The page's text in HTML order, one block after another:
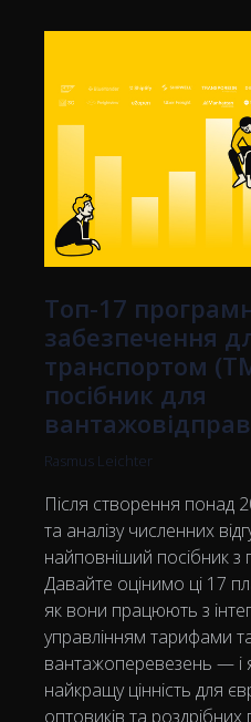
Топ-17
забезпечення
транспортом
посібник для
Rasmus Leichter
Після створення понад
та аналізу численних
найповніший посібник з
Давайте оцінимо ці 17
як вони працюють з
управлінням тарифами
вантажоперевезень — і
найкращу цінність для
оптовиків та роздрібних